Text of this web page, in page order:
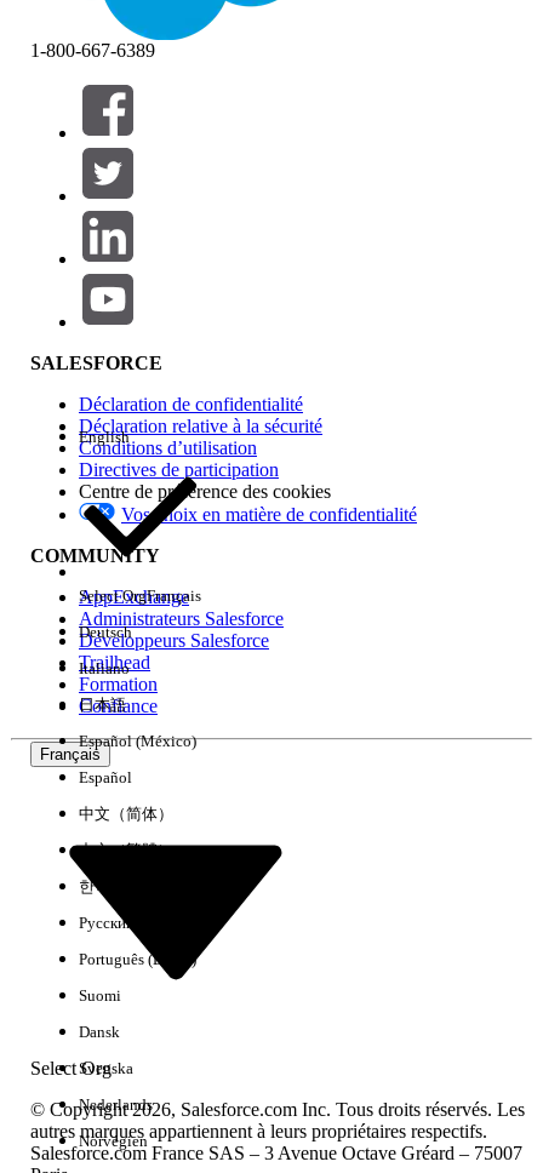
Filtres (0)
SÉLECTIONNER DES FILTRES
Gamme de produits
Impact des fonctionnalités
Edition
Expérience
Aucun résultat
1-800-667-6389
SALESFORCE
Déclaration de confidentialité
Déclaration relative à la sécurité
Conditions d’utilisation
Directives de participation
Centre de préférence des cookies
Vos choix en matière de confidentialité
COMMUNITY
AppExchange
Administrateurs Salesforce
Développeurs Salesforce
Trailhead
Formation
Confiance
Français
Select Org
English
Select OrgFrançais
Deutsch
Italiano
日本語
Español (México)
Español
中文（简体）
中文（繁體）
한국어
Русский
Português (Brasil)
Suomi
Dansk
Svenska
Nederlands
Norvégien
© Copyright 2026, Salesforce.com Inc. Tous droits réservés. Les
autres marques appartiennent à leurs propriétaires respectifs.
Salesforce.com France SAS – 3 Avenue Octave Gréard – 75007